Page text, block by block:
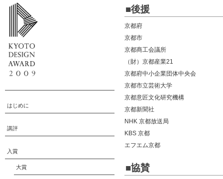
■後援
京都府
京都市
京都商工会議所
（財）京都産業21
京都府中小企業団体中央会
京都市立芸術大学
京都意匠文化研究機構
京都新聞社
NHK 京都放送局
KBS 京都
エフエム京都
■協賛
はじめに
講評
入賞
大賞